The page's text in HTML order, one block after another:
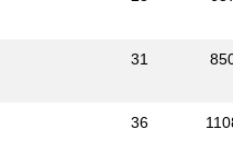
31
36